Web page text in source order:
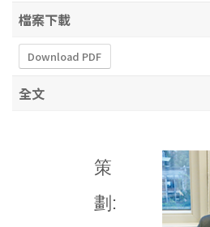
檔案下載
Download PDF
全文
策
劃: